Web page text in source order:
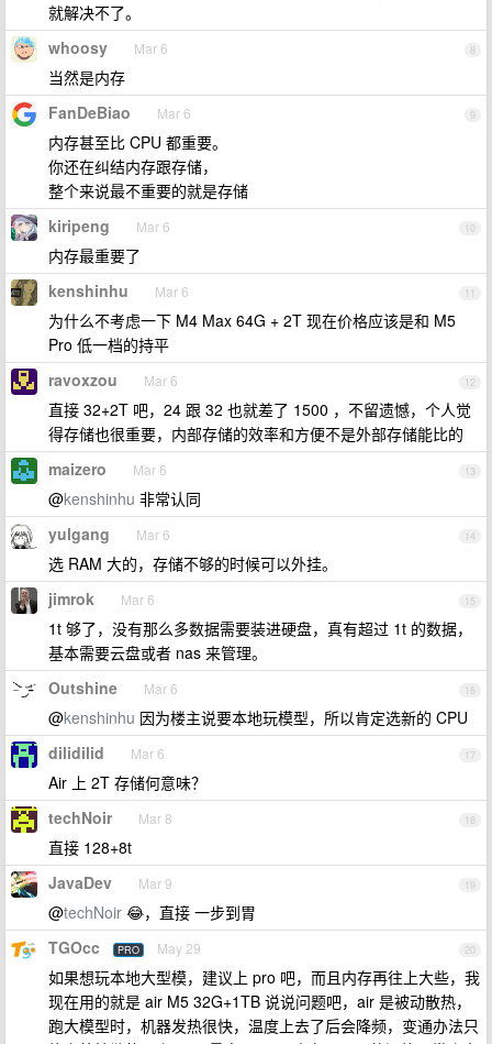
就解决不了。
8
whoosy Mar 6
当然是内存
9
FanDeBiao Mar 6
内存甚至比 CPU 都重要。
你还在纠结内存跟存储，
整个来说最不重要的就是存储
10
kiripeng Mar 6
内存最重要了
11
kenshinhu Mar 6
为什么不考虑一下 M4 Max 64G + 2T 现在价格应该是和 M5
Pro 低一档的持平
12
ravoxzou Mar 6
直接 32+2T 吧，24 跟 32 也就差了 1500 ，不留遗憾，个人觉
得存储也很重要，内部存储的效率和方便不是外部存储能比的
13
maizero Mar 6
@kenshinhu 非常认同
14
yulgang Mar 6
选 RAM 大的，存储不够的时候可以外挂。
15
jimrok Mar 6
1t 够了，没有那么多数据需要装进硬盘，真有超过 1t 的数据，
基本需要云盘或者 nas 来管理。
16
Outshine Mar 6
@kenshinhu 因为楼主说要本地玩模型，所以肯定选新的 CPU
17
dilidilid Mar 6
Air 上 2T 存储何意味？
18
techNoir Mar 8
直接 128+8t
19
JavaDev Mar 9
@techNoir 😂，直接 一步到胃
20
TGOcc PRO May 29
如果想玩本地大型模，建议上 pro 吧，而且内存再往上大些，我
现在用的就是 air M5 32G+1TB 说说问题吧，air 是被动散热，
跑大模型时，机器发热很快，温度上去了后会降频，变通办法只